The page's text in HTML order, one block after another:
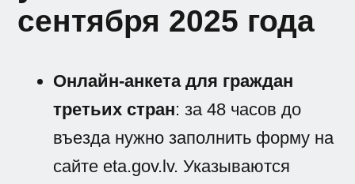
сентября 2025 года
Онлайн-анкета для граждан
третьих стран: за 48 часов до
въезда нужно заполнить форму на
сайте eta.gov.lv. Указываются